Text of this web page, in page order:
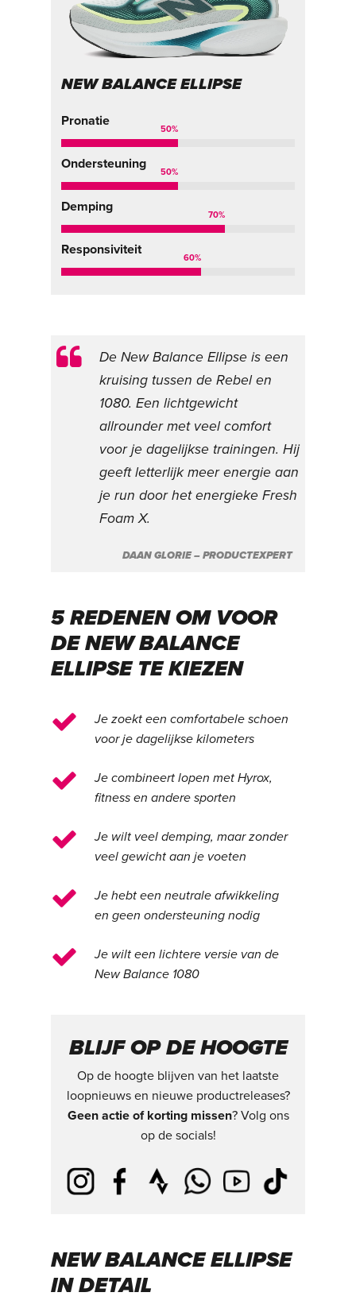
NEW BALANCE ELLIPSE
Pronatie
50%
Ondersteuning
50%
Demping
70%
Responsiviteit
60%
De New Balance Ellipse is een
kruising tussen de Rebel en
1080. Een lichtgewicht
allrounder met veel comfort
voor je dagelijkse trainingen. Hij
geeft letterlijk meer energie aan
je run door het energieke Fresh
Foam X.
DAAN GLORIE – PRODUCTEXPERT
5 REDENEN OM VOOR
DE NEW BALANCE
ELLIPSE TE KIEZEN
Je zoekt een comfortabele schoen
voor je dagelijkse kilometers
Je combineert lopen met Hyrox,
fitness en andere sporten
Je wilt veel demping, maar zonder
veel gewicht aan je voeten
Je hebt een neutrale afwikkeling
en geen ondersteuning nodig
Je wilt een lichtere versie van de
New Balance 1080
BLIJF OP DE HOOGTE
Op de hoogte blijven van het laatste
loopnieuws en nieuwe productreleases?
Geen actie of korting missen? Volg ons
op de socials!
NEW BALANCE ELLIPSE
IN DETAIL